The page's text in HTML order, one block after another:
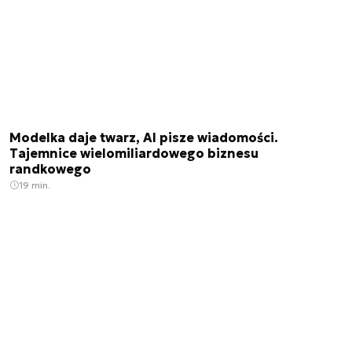
Modelka daje twarz, AI pisze wiadomości.
Tajemnice wielomiliardowego biznesu
randkowego
19 min.